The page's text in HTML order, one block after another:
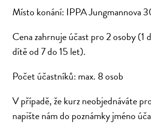
Místo konání: IPPA Jungmannova
Cena zahrnuje účast pro 2 osoby (1
dítě od 7 do 15 let).
Počet účastníků: max. 8 osob
V případě, že kurz neobjednáváte
napište nám do poznámky jméno